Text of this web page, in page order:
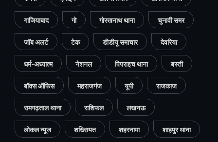
गाजियाबाद गो गोरखनाथ थाना चुनावी समर
जॉब अलर्ट टेक डीडीयू समाचार देवरिया
धर्म-अध्यात्म नेशनल पिपराइच थाना बस्ती
बॉक्स ऑफिस महराजगंज यूपी राजकाज
रामगढ़ताल थाना राशिफल लखनऊ
लोकल न्यूज शख्सियत शहरनामा शाहपुर थाना